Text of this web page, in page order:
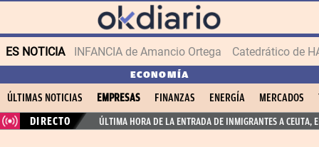
ES NOTICIA INFANCIA de Amancio Ortega
ECONOMÍA
ÚLTIMAS NOTICIAS EMPRESAS FINANZAS ENERGÍA MERCADOS
DIRECTO
ÚLTIMA HORA DE LA ENTRADA DE INMIGRANTES A CEUTA,